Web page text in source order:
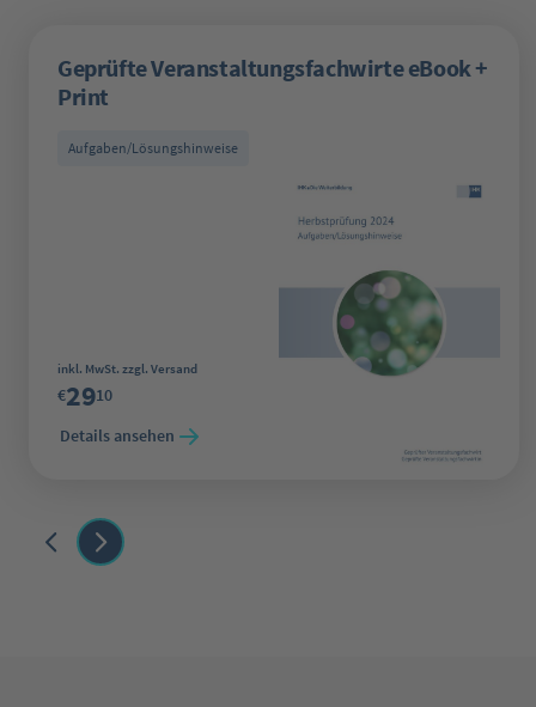
Geprüfte Veranstaltungsfachwirte eBook +
Print
Aufgaben/Lösungshinweise
Regulärer Preis:
inkl. MwSt. zzgl. Versand
€2910
Details ansehen